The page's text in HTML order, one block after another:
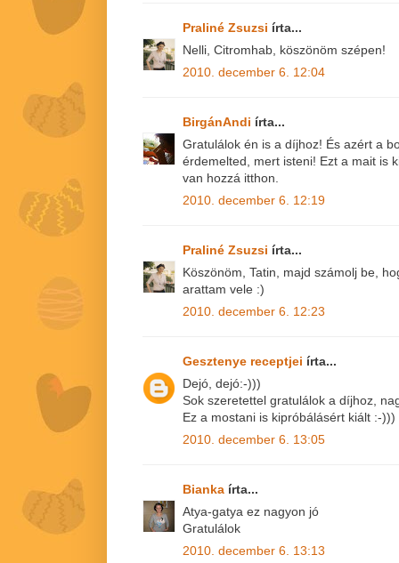
Praliné Zsuzsi írta...
Nelli, Citromhab, köszönöm szépen!
2010. december 6. 12:04
BirgánAndi írta...
Gratulálok én is a díjhoz! És azért a
érdemelted, mert isteni! Ezt a mait is
van hozzá itthon.
2010. december 6. 12:19
Praliné Zsuzsi írta...
Köszönöm, Tatin, majd számolj be,
arattam vele :)
2010. december 6. 12:23
Gesztenye receptjei írta...
Dejó, dejó:-)))
Sok szeretettel gratulálok a díjhoz,
Ez a mostani is kipróbálásért kiált :-)))
2010. december 6. 13:05
Bianka írta...
Atya-gatya ez nagyon jó
Gratulálok
2010. december 6. 13:13